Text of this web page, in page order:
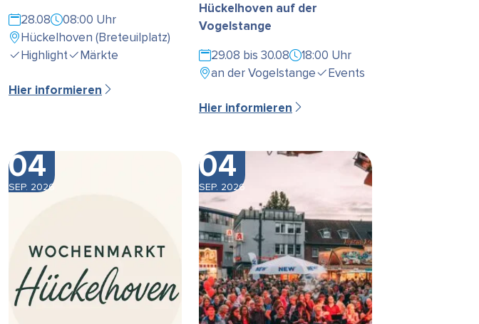
28.08
08:00 Uhr
Hückelhoven (Breteuilplatz)
Highlight
Märkte
Hier informieren
Hückelhoven auf der
Vogelstange
29.08 bis 30.08
18:00 Uhr
an der Vogelstange
Events
Hier informieren
04
SEP. 2026
04
SEP. 2026